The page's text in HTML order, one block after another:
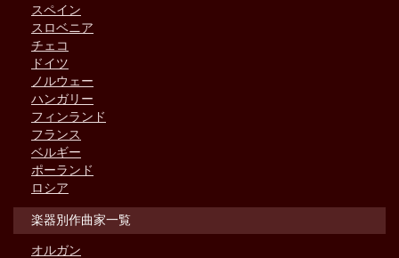
スペイン
スロベニア
チェコ
ドイツ
ノルウェー
ハンガリー
フィンランド
フランス
ベルギー
ポーランド
ロシア
楽器別作曲家一覧
オルガン